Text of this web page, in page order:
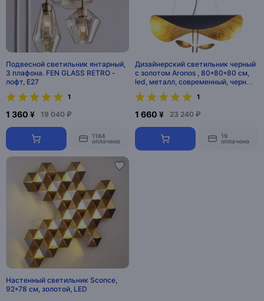
Подвесной светильник янтарный,
3 плафона. FEN GLASS RETRO -
лофт, E27
1
1 360 ¥ 19 040 ₽
1164
оплачено
Дизайнерский светильник черный
с золотом Aronos , 80*80*80 см,
led, металл, современный, черный
с золотом
1
1 660 ¥ 23 240 ₽
19
оплачено
Настенный светильник Sconce,
92*78 см, золотой, LED